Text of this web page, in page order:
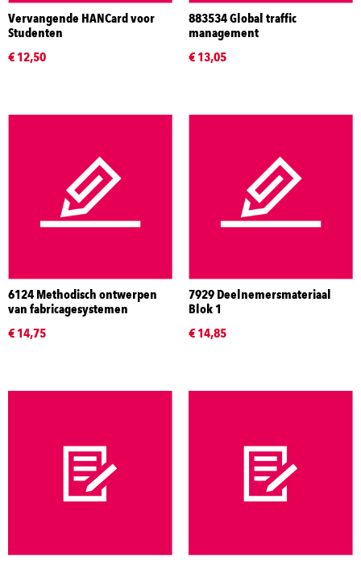
Vervangende HANCard voor
Studenten
€ 12,50
883534 Global traffic
management
€ 13,05
6124 Methodisch ontwerpen
van fabricagesystemen
€ 14,75
7929 Deelnemersmateriaal
Blok 1
€ 14,85